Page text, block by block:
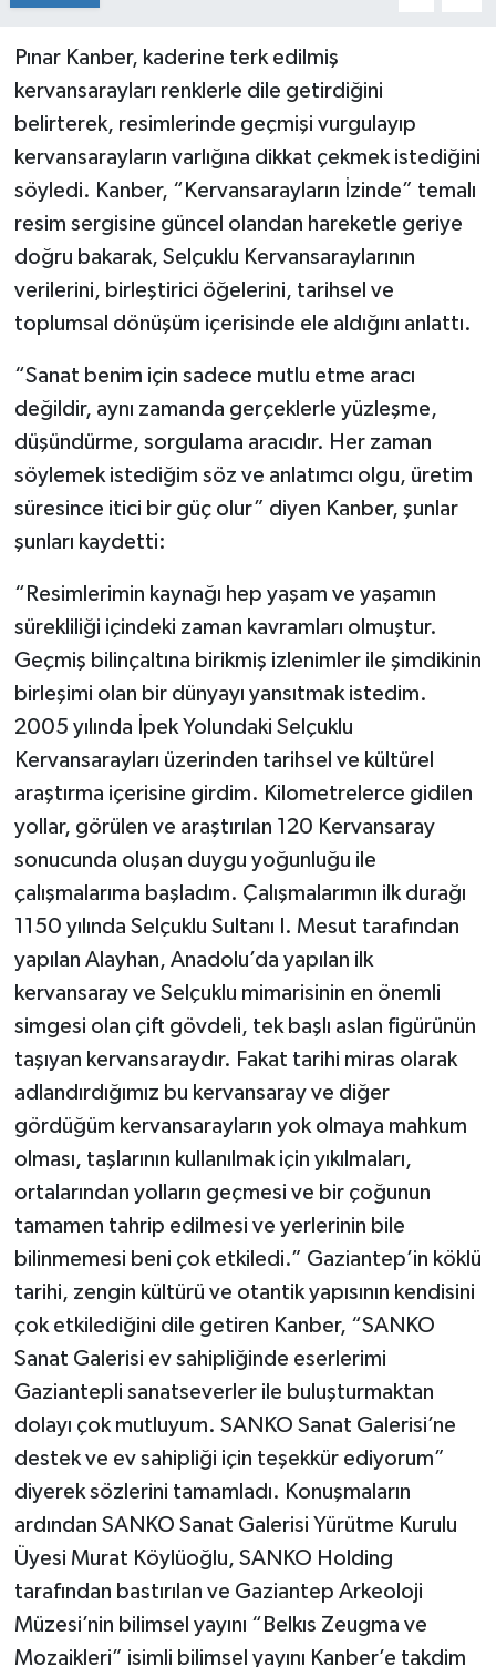
Pınar Kanber, kaderine terk edilmiş
kervansarayları renklerle dile getirdiğini
belirterek, resimlerinde geçmişi vurgulayıp
kervansarayların varlığına dikkat çekmek istediğini
söyledi. Kanber, “Kervansarayların İzinde” temalı
resim sergisine güncel olandan hareketle geriye
doğru bakarak, Selçuklu Kervansaraylarının
verilerini, birleştirici öğelerini, tarihsel ve
toplumsal dönüşüm içerisinde ele aldığını anlattı.
“Sanat benim için sadece mutlu etme aracı
değildir, aynı zamanda gerçeklerle yüzleşme,
düşündürme, sorgulama aracıdır. Her zaman
söylemek istediğim söz ve anlatımcı olgu, üretim
süresince itici bir güç olur” diyen Kanber, şunlar
şunları kaydetti:
“Resimlerimin kaynağı hep yaşam ve yaşamın
sürekliliği içindeki zaman kavramları olmuştur.
Geçmiş bilinçaltına birikmiş izlenimler ile şimdikinin
birleşimi olan bir dünyayı yansıtmak istedim.
2005 yılında İpek Yolundaki Selçuklu
Kervansarayları üzerinden tarihsel ve kültürel
araştırma içerisine girdim. Kilometrelerce gidilen
yollar, görülen ve araştırılan 120 Kervansaray
sonucunda oluşan duygu yoğunluğu ile
çalışmalarıma başladım. Çalışmalarımın ilk durağı
1150 yılında Selçuklu Sultanı I. Mesut tarafından
yapılan Alayhan, Anadolu’da yapılan ilk
kervansaray ve Selçuklu mimarisinin en önemli
simgesi olan çift gövdeli, tek başlı aslan figürünün
taşıyan kervansaraydır. Fakat tarihi miras olarak
adlandırdığımız bu kervansaray ve diğer
gördüğüm kervansarayların yok olmaya mahkum
olması, taşlarının kullanılmak için yıkılmaları,
ortalarından yolların geçmesi ve bir çoğunun
tamamen tahrip edilmesi ve yerlerinin bile
bilinmemesi beni çok etkiledi.” Gaziantep’in köklü
tarihi, zengin kültürü ve otantik yapısının kendisini
çok etkilediğini dile getiren Kanber, “SANKO
Sanat Galerisi ev sahipliğinde eserlerimi
Gaziantepli sanatseverler ile buluşturmaktan
dolayı çok mutluyum. SANKO Sanat Galerisi’ne
destek ve ev sahipliği için teşekkür ediyorum”
diyerek sözlerini tamamladı. Konuşmaların
ardından SANKO Sanat Galerisi Yürütme Kurulu
Üyesi Murat Köylüoğlu, SANKO Holding
tarafından bastırılan ve Gaziantep Arkeoloji
Müzesi’nin bilimsel yayını “Belkıs Zeugma ve
Mozaikleri” isimli bilimsel yayını Kanber’e takdim